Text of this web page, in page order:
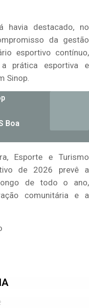
havia destacado, no
da gestão
esportivo contínuo,
a prática esportiva e
Sinop.
Boa
Esporte e Turismo
de 2026 prevê a
de todo o ano,
comunitária e a